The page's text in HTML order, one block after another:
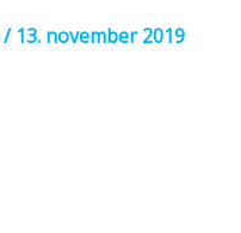
/13. november 2019